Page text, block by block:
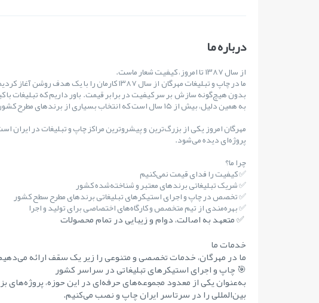
درباره ما
از سال ۱۳۸۷ تا امروز، کیفیت شعار ماست.
ما در چاپ و تبلیغات مهرگان از سال ۱۳۸۷ کارمان را
بدون هیچ‌گونه سازش بر سر کیفیت در برابر قیمت. باور داریم که تبلیغات
به همین دلیل، بیش از ۱۵ سال است که انتخاب بسیاری از برندهای مطرح کشور بوده‌ایم.
مهرگان امروز یکی از بزرگ‌ترین و پیشروترین مراکز چاپ و تبلیغات در ایران
پروژه‌ای دیده می‌شود.
چرا ما؟
✅ کیفیت را فدای قیمت نمی‌کنیم
✅ شریک تبلیغاتی برندهای معتبر و شناخته‌شده کشور
✅ تخصص در چاپ و اجرای استیکرهای تبلیغاتی برندهای مطرح سطح کشور
✅ بهره‌مندی از تیم متخصص و کارگاه‌های اختصاصی برای تولید و اجرا
✅ متعهد به اصالت، دوام و زیبایی در تمام محصولات
خدمات ما
ما در مهرگان، خدمات تخصصی و متنوعی را زیر یک سقف ارائه
🎯 چاپ و اجرای استیکرهای تبلیغاتی در سراسر کشور
به‌عنوان یکی از معدود مجموعه‌های حرفه‌ای در این حوزه،
بین‌المللی را در سرتاسر ایران چاپ و نصب می‌کنیم.